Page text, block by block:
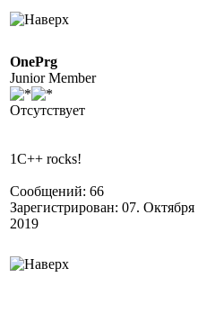
OnePrg
Junior Member
Отсутствует
1C++ rocks!
Сообщений: 66
Зарегистрирован: 07. Октября
2019